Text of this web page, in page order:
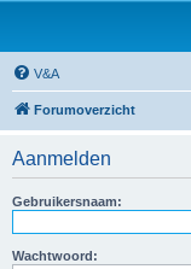
V&A
Forumoverzicht
Aanmelden
Gebruikersnaam:
Wachtwoord: